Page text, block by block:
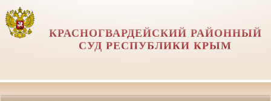
КРАСНОГВАРДЕЙСКИЙ РАЙОННЫЙ
СУД РЕСПУБЛИКИ КРЫМ